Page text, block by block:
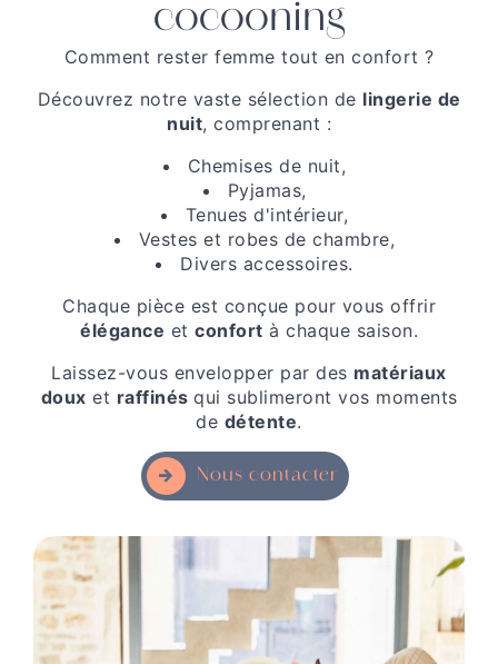
cocooning
Comment rester femme tout en confort ?
Découvrez notre vaste sélection de lingerie de
nuit, comprenant :
Chemises de nuit,
Pyjamas,
Tenues d'intérieur,
Vestes et robes de chambre,
Divers accessoires.
Chaque pièce est conçue pour vous offrir
élégance et confort à chaque saison.
Laissez-vous envelopper par des matériaux
doux et raffinés qui sublimeront vos moments
de détente.
Nous contacter